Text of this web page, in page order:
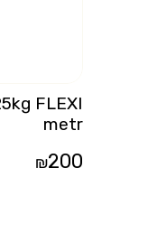
metr
200
₪